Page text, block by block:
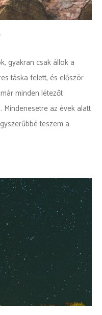
gyakran csak állok a
táska felett, és először
minden létezőt
az évek alatt
teszem a